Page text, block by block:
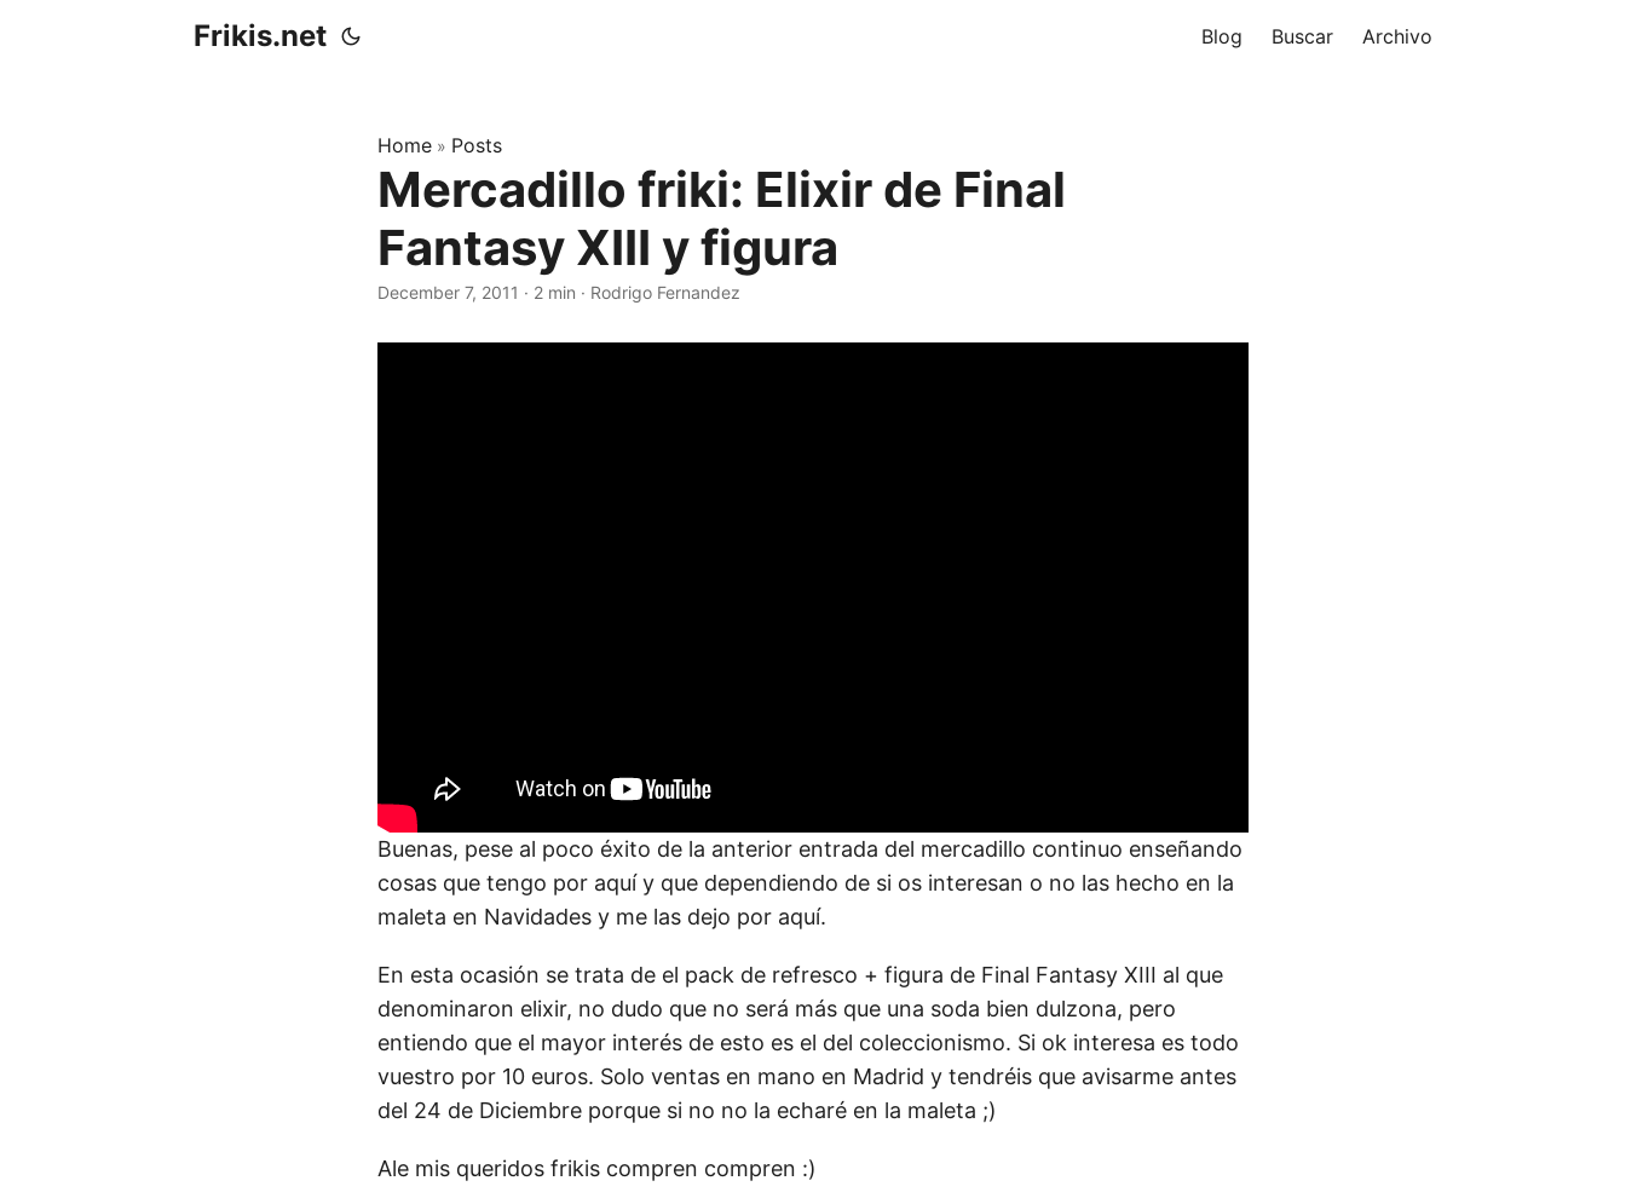
Frikis.net Blog Buscar Archivo
Home » Posts
Mercadillo friki: Elixir de Final
Fantasy XIII y figura
December 7, 2011 · 2 min · Rodrigo Fernandez
Buenas, pese al poco éxito de la anterior entrada del mercadillo continuo enseñando
cosas que tengo por aquí y que dependiendo de si os interesan o no las hecho en la
maleta en Navidades y me las dejo por aquí.
En esta ocasión se trata de el pack de refresco + figura de Final Fantasy XIII al que
denominaron elixir, no dudo que no será más que una soda bien dulzona, pero
entiendo que el mayor interés de esto es el del coleccionismo. Si ok interesa es todo
vuestro por 10 euros. Solo ventas en mano en Madrid y tendréis que avisarme antes
del 24 de Diciembre porque si no no la echaré en la maleta ;)
Ale mis queridos frikis compren compren :)